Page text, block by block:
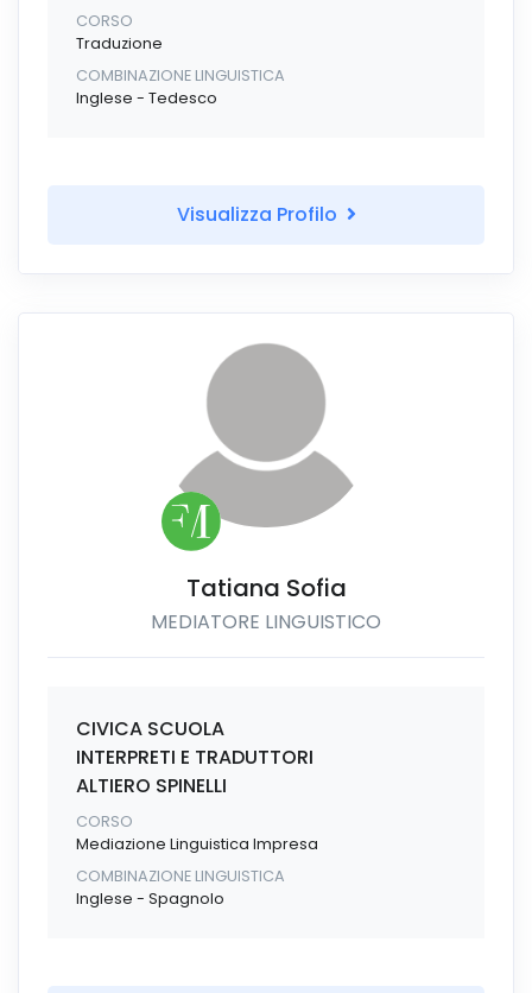
CORSO
Traduzione
COMBINAZIONE LINGUISTICA
Inglese - Tedesco
Visualizza Profilo
Tatiana Sofia
MEDIATORE LINGUISTICO
CIVICA SCUOLA
INTERPRETI E TRADUTTORI
ALTIERO SPINELLI
CORSO
Mediazione Linguistica Impresa
COMBINAZIONE LINGUISTICA
Inglese - Spagnolo